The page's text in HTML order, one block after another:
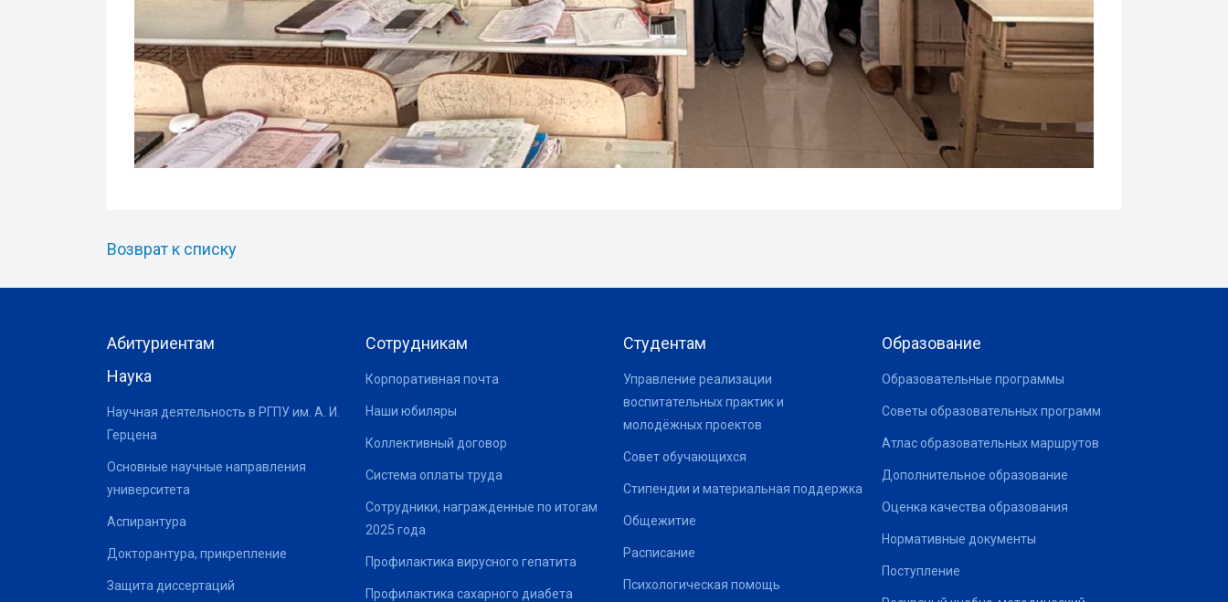
Возврат к списку
Абитуриентам
Наука
Научная деятельность в РГПУ им. А. И.
Герцена
Основные научные направления
университета
Аспирантура
Докторантура, прикрепление
Защита диссертаций
Сотрудникам
Корпоративная почта
Наши юбиляры
Коллективный договор
Система оплаты труда
Сотрудники, награжденные по итогам
2025 года
Профилактика вирусного гепатита
Профилактика сахарного диабета
Студентам
Управление реализации
воспитательных практик и
молодёжных проектов
Совет обучающихся
Стипендии и материальная поддержка
Общежитие
Расписание
Психологическая помощь
Образование
Образовательные программы
Советы образовательных программ
Атлас образовательных маршрутов
Дополнительное образование
Оценка качества образования
Нормативные документы
Поступление